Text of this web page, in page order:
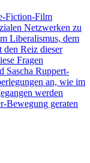
Fiction-Film
Netzwerken zu
Liberalismus, dem
den Reiz dieser
Fragen
Sascha Ruppert-
an, wie im
werden
Bewegung geraten